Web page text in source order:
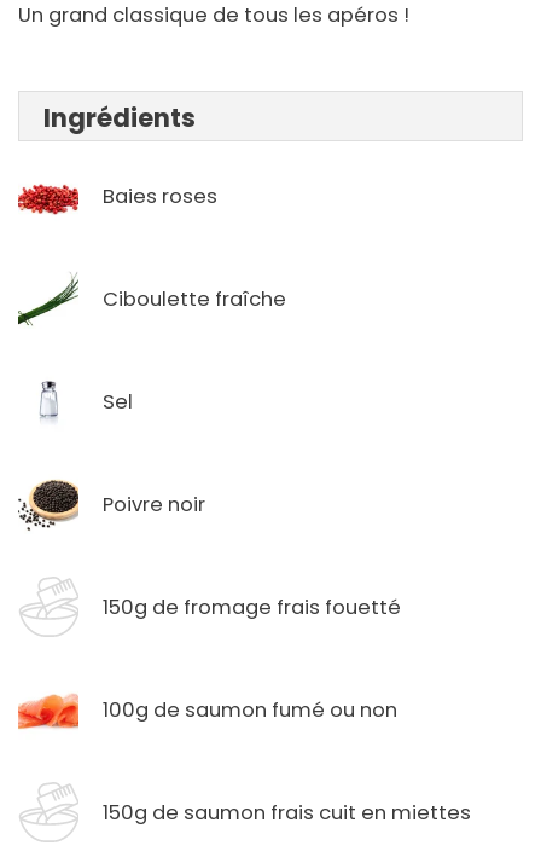
Un grand classique de tous les apéros !
Ingrédients
Baies roses
Ciboulette fraîche
Sel
Poivre noir
150g de fromage frais fouetté
100g de saumon fumé ou non
150g de saumon frais cuit en miettes